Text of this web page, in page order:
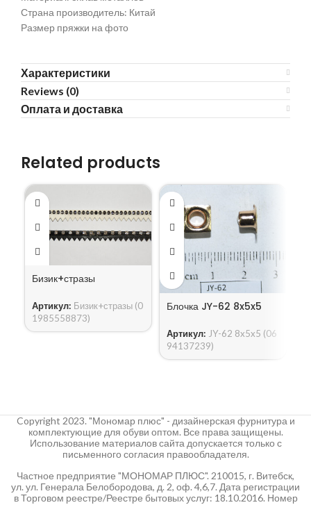
Страна производитель: Китай
Размер пряжки на фото
Характеристики
Reviews (0)
Оплата и доставка
Related products
Бизик+стразы
Артикул: Бизик+стразы (0
1985558873)
Блочка JY-62 8x5x5
Артикул: JY-62 8x5x5 (06
94137239)
Copyright 2023. "Мономар плюс" - дизайнерская фурнитура и
комплектующие для обуви оптом. Все права защищены.
Использование материалов сайта допускается только с
письменного согласия правообладателя.
Частное предприятие "МОНОМАР ПЛЮС". 210015, г. Витебск,
ул. ул. Генерала Белобородова, д. 2, оф. 4,6,7. Дата регистрации
в Торговом реестре/Реестре бытовых услуг: 18.10.2016. Номер